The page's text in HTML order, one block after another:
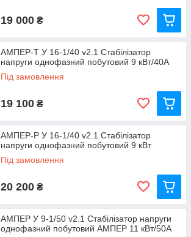
19 000 ₴
АМПЕР-Т У 16-1/40 v2.1 Стабілізатор
напруги однофазний побутовий 9 кВт/40А
Під замовлення
19 100 ₴
АМПЕР-Р У 16-1/40 v2.1 Стабілізатор
напруги однофазний побутовий 9 кВт
Під замовлення
20 200 ₴
АМПЕР У 9-1/50 v2.1 Стабілізатор напруги
однофазний побутовий АМПЕР 11 кВт/50А